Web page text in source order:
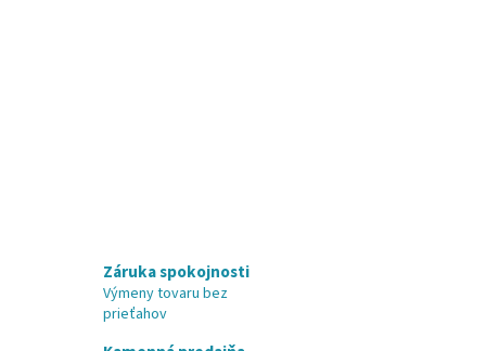
Záruka spokojnosti
Výmeny tovaru bez
prieťahov